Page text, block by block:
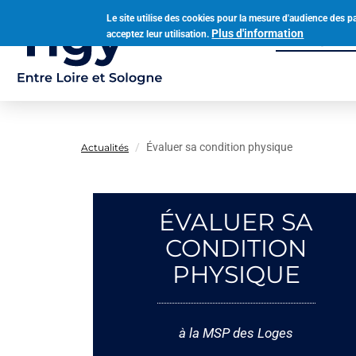
Le site utilise des cookies pour la mesure d'audience des
acceptez leur utilisation. Plus d'information
principal
principale
Municipalité
Actualités Évaluer sa condition physique
ÉVALUER SA
CONDITION
PHYSIQUE
à la MSP des Loges